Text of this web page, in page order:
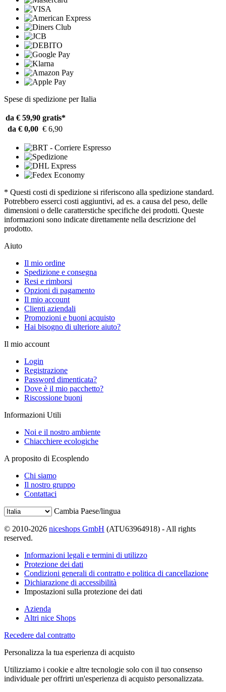
Spese di spedizione per Italia
da € 59,90 gratis*
da € 0,00 € 6,90
* Questi costi di spedizione si riferiscono alla spedizione standard.
Potrebbero esserci costi aggiuntivi, ad es. a causa del peso, delle
dimensioni o delle caratterstiche specifiche dei prodotti. Queste
informazioni sono indicate direttamente nella descrizione del
prodotto.
Aiuto
Il mio ordine
Spedizione e consegna
Resi e rimborsi
Opzioni di pagamento
Il mio account
Clienti aziendali
Promozioni e buoni acquisto
Hai bisogno di ulteriore aiuto?
Il mio account
Login
Registrazione
Password dimenticata?
Dove è il mio pacchetto?
Riscossione buoni
Informazioni Utili
Noi e il nostro ambiente
Chiacchiere ecologiche
A proposito di Ecosplendo
Chi siamo
Il nostro gruppo
Contattaci
Cambia Paese/lingua
© 2010-2026 niceshops GmbH (ATU63964918) - All rights
reserved.
Informazioni legali e termini di utilizzo
Protezione dei dati
Condizioni generali di contratto e politica di cancellazione
Dichiarazione di accessibilità
Impostazioni sulla protezione dei dati
Azienda
Altri nice Shops
Recedere dal contratto
Personalizza la tua esperienza di acquisto
Utilizziamo i cookie e altre tecnologie solo con il tuo consenso
individuale per offrirti un'esperienza di acquisto personalizzata.